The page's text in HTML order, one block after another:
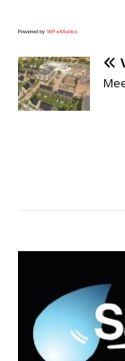
Powered by WPeMatico